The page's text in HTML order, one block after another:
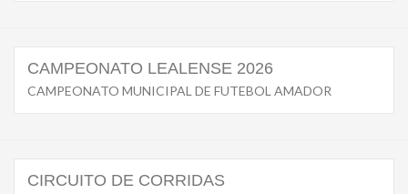
CAMPEONATO LEALENSE 2026
CAMPEONATO MUNICIPAL DE FUTEBOL AMADOR
CIRCUITO DE CORRIDAS